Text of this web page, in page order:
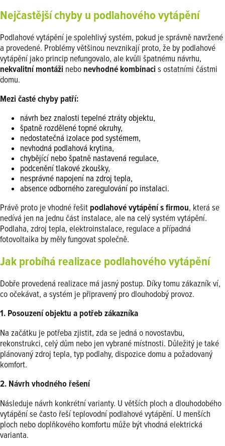
Nejčastější chyby u podlahového vytápění
Podlahové vytápění je spolehlivý systém, pokud je správně navržené
a provedené. Problémy většinou nevznikají proto, že by podlahové
vytápění jako princip nefungovalo, ale kvůli špatnému návrhu,
nekvalitní montáži nebo nevhodné kombinacis ostatními částmi
domu.
Mezi časté chyby patří:
návrh bez znalosti tepelné ztráty objektu,
špatně rozdělené topné okruhy,
nedostatečná izolace pod systémem,
nevhodná podlahová krytina,
chybějící nebo špatně nastavená regulace,
podcenění tlakové zkoušky,
nesprávné napojení na zdroj tepla,
absence odborného zaregulování po instalaci.
Právě proto je vhodné řešit podlahové vytápění s firmou, která se
nedívá jen na jednu část instalace, ale na celý systém vytápění.
Podlaha, zdroj tepla, elektroinstalace, regulace a případná
fotovoltaika by měly fungovat společně.
Jak probíhá realizace podlahového vytápění
Dobře provedená realizace má jasný postup. Díky tomu zákazník ví,
co očekávat, a systém je připravený pro dlouhodobý provoz.
1. Posouzení objektu a potřeb zákazníka
Na začátku je potřeba zjistit, zda se jedná o novostavbu,
rekonstrukci, celý dům nebo jen vybrané místnosti. Důležitý je také
plánovaný zdroj tepla, typ podlahy, dispozice domu a požadovaný
komfort.
2. Návrh vhodného řešení
Následuje návrh konkrétní varianty. U větších ploch a dlouhodobého
vytápění se často řeší teplovodní podlahové vytápění. U menších
ploch nebo doplňkového komfortu může být vhodná elektrická
varianta.